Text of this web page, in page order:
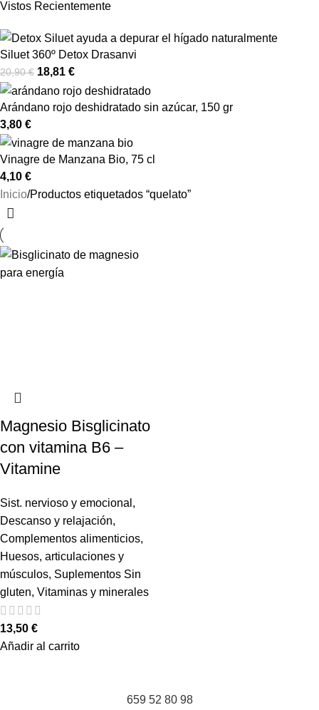
Vistos Recientemente
Siluet 360º Detox Drasanvi
20,90€ 18,81 €
Arándano rojo deshidratado sin azúcar, 150 gr
3,80 €
Vinagre de Manzana Bio, 75 cl
4,10 €
Inicio Productos etiquetados “quelato”
Magnesio Bisglicinato
con vitamina B6 –
Vitamine
Sist. nervioso y emocional ,
Descanso y relajación,
Complementos alimenticios,
Huesos, articulaciones y
músculos, Suplementos Sin
gluten, Vitaminas y minerales
13,50 €
Añadir al carrito
659 52 80 98